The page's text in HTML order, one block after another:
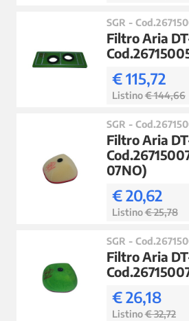
SGR -
Filtro Aria
€ 115,72
Listino€ 144,66
SGR -
Filtro Aria
07NO)
€ 20,62
Listino€ 25,78
SGR -
Filtro Aria
€ 26,18
Listino€ 32,72